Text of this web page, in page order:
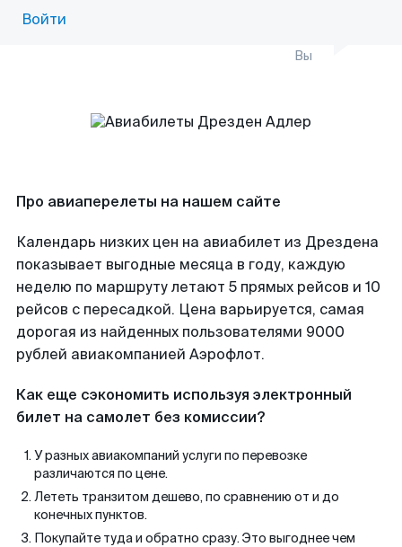
Войти
Вы
Про авиаперелеты на нашем сайте
Календарь низких цен на авиабилет из Дрездена
показывает выгодные месяца в году, каждую
неделю по маршруту летают 5 прямых рейсов и 10
рейсов с пересадкой. Цена варьируется, самая
дорогая из найденных пользователями 9000
рублей авиакомпанией Аэрофлот.
Как еще сэкономить используя электронный
билет на самолет без комиссии?
У разных авиакомпаний услуги по перевозке
различаются по цене.
Лететь транзитом дешево, по сравнению от и до
конечных пунктов.
Покупайте туда и обратно сразу. Это выгоднее чем